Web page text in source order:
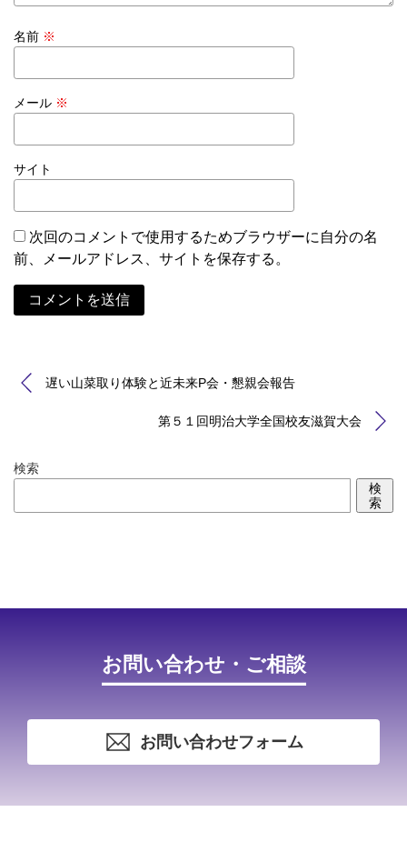
名前 ※
メール ※
サイト
次回のコメントで使用するためブラウザーに自分の名
前、メールアドレス、サイトを保存する。
遅い山菜取り体験と近未来P会・懇親会報告
第５１回明治大学全国校友滋賀大会
検索
検
索
お問い合わせ・ご相談
お問い合わせフォーム